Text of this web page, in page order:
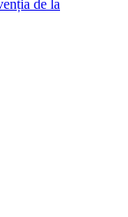
de la